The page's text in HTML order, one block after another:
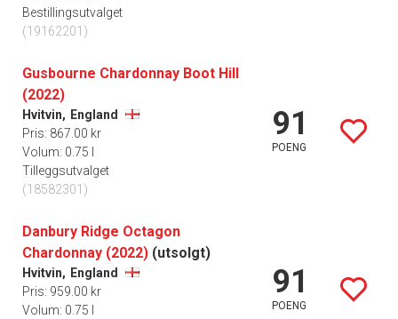
Bestillingsutvalget
(19162201)
Gusbourne Chardonnay Boot Hill
(2022)
Hvitvin, England
Pris: 867.00 kr
Volum: 0.75 l
Tilleggsutvalget
(18582301)
91
POENG
Danbury Ridge Octagon
Chardonnay (2022) (utsolgt)
Hvitvin, England
Pris: 959.00 kr
Volum: 0.75 l
91
POENG